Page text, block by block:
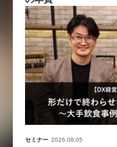
セミナー 2026.08.05